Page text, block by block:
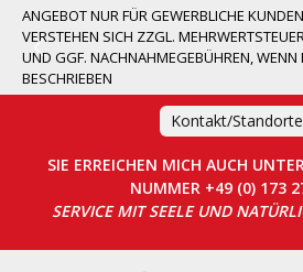
springen
ANGEBOT NUR FÜR GEWERBLICHE
VERSTEHEN SICH ZZGL.
UND GGF. NACHNAHMEGEBÜHREN, WENN
BESCHRIEBEN
Kontakt/Standorte
SIE ERREICHEN MICH AUCH
NUMMER +49 (0) 173
SERVICE MIT SEELE UND